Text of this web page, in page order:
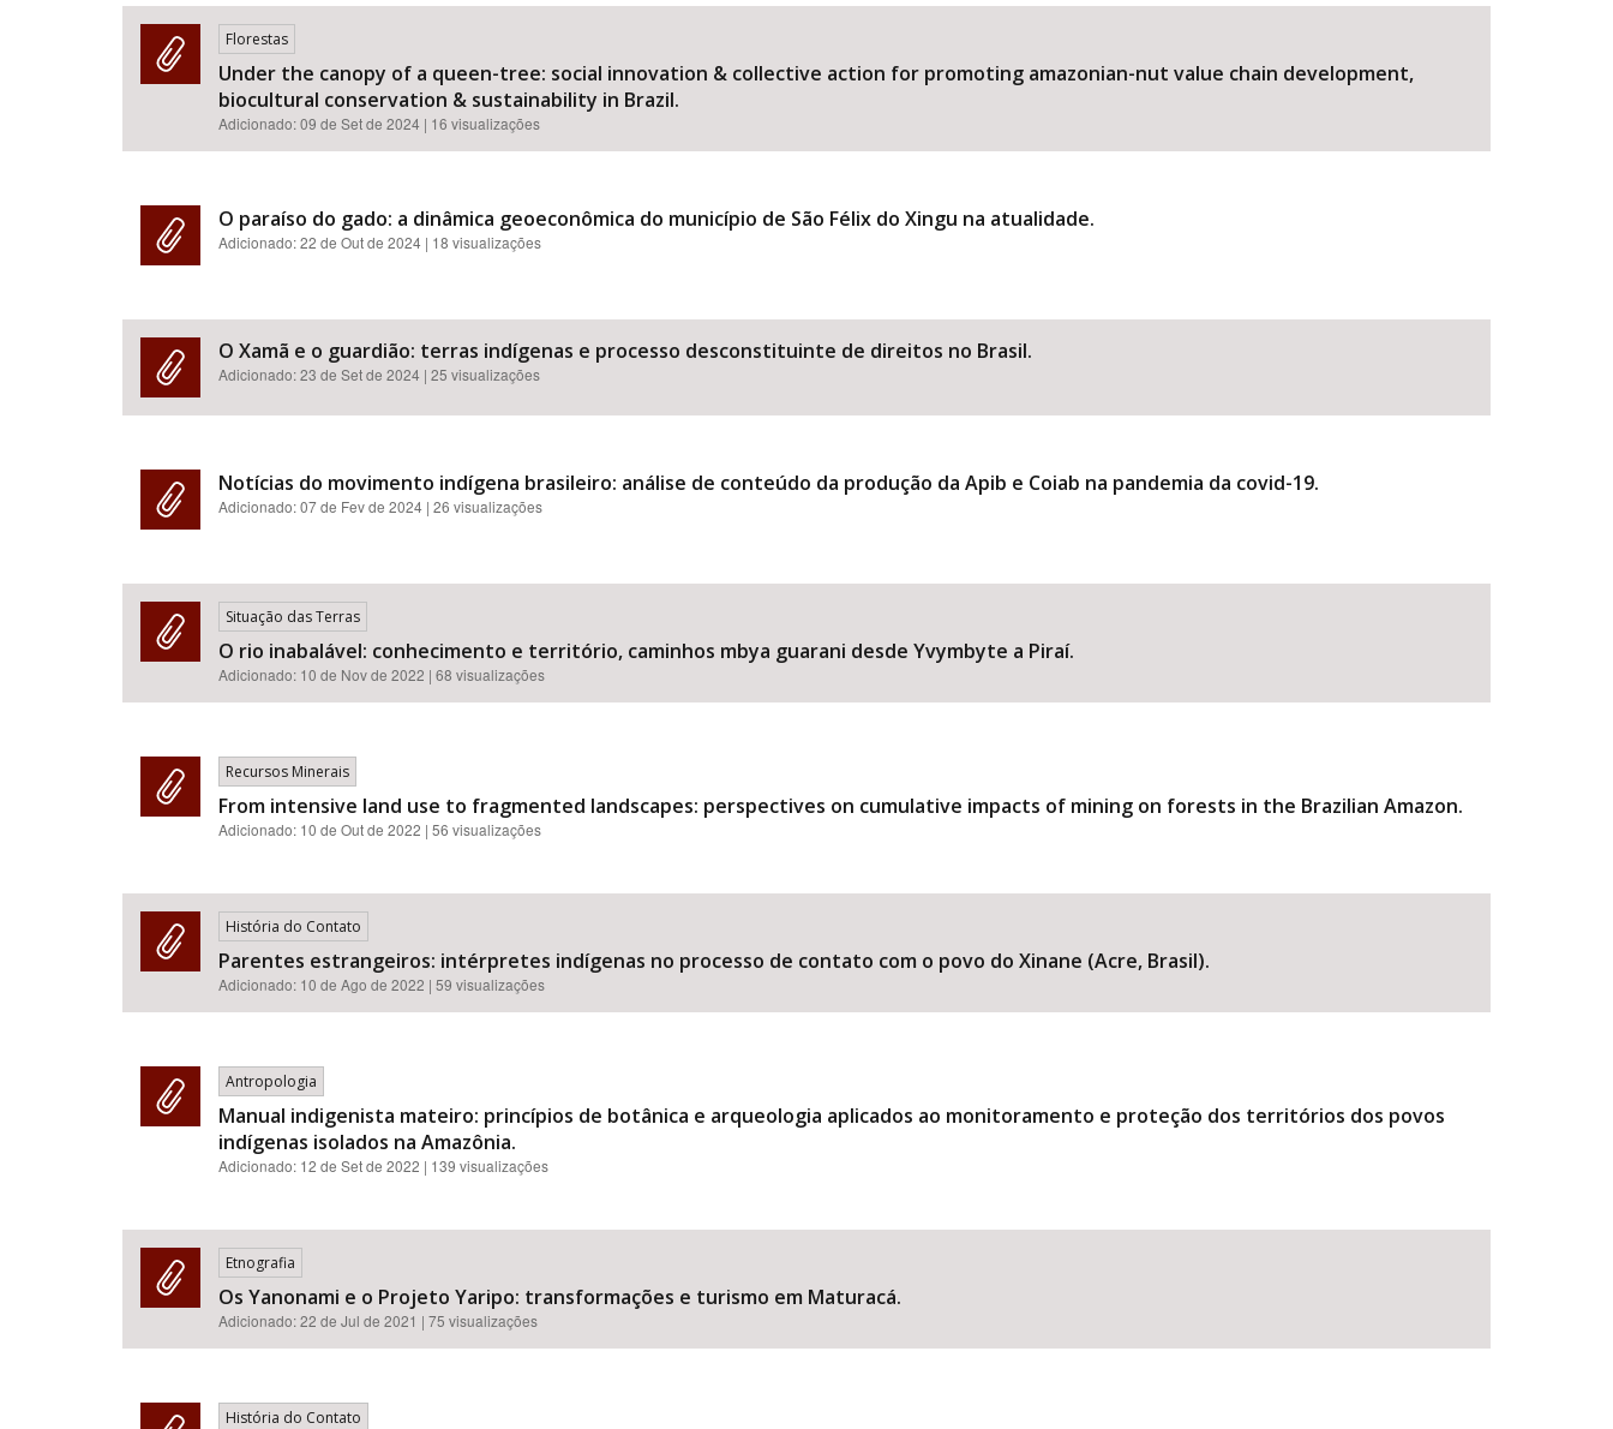
Área de Levantamento
Florestas
Under the canopy of a queen-tree: social innovation & collective action for promoting amazonian-nut value chain development,
biocultural conservation & sustainability in Brazil.
Adicionado:09 de Set de 2024 | 16 visualizações
O paraíso do gado: a dinâmica geoeconômica do município de São Félix do Xingu na atualidade.
Adicionado:22 de Out de 2024 | 18 visualizações
O Xamã e o guardião: terras indígenas e processo desconstituinte de direitos no Brasil.
Adicionado:23 de Set de 2024 | 25 visualizações
Notícias do movimento indígena brasileiro: análise de conteúdo da produção da Apib e Coiab na pandemia da covid-19.
Adicionado:07 de Fev de 2024 | 26 visualizações
Situação das Terras
O rio inabalável: conhecimento e território, caminhos mbya guarani desde Yvymbyte a Piraí.
Adicionado: 10 de Nov de 2022 | 68 visualizações
Recursos Minerais
From intensive land use to fragmented landscapes: perspectives on cumulative impacts of mining on forests in the Brazilian Amazon.
Adicionado: 10 de Out de 2022 | 56 visualizações
História do Contato
Parentes estrangeiros: intérpretes indígenas no processo de contato com o povo do Xinane (Acre, Brasil).
Adicionado: 10 de Ago de 2022 | 59 visualizações
Antropologia
Manual indigenista mateiro: princípios de botânica e arqueologia aplicados ao monitoramento e proteção dos territórios dos povos
indígenas isolados na Amazônia.
Adicionado: 12 de Set de 2022 | 139 visualizações
Etnografia
Os Yanonami e o Projeto Yaripo: transformações e turismo em Maturacá.
Adicionado:22 de Jul de 2021 | 75 visualizações
História do Contato